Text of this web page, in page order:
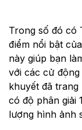
Trong số đó có
điểm nổi bật
này giúp bạn
với các cử
khuyết đã trang
có độ phân giải
lượng hình ảnh